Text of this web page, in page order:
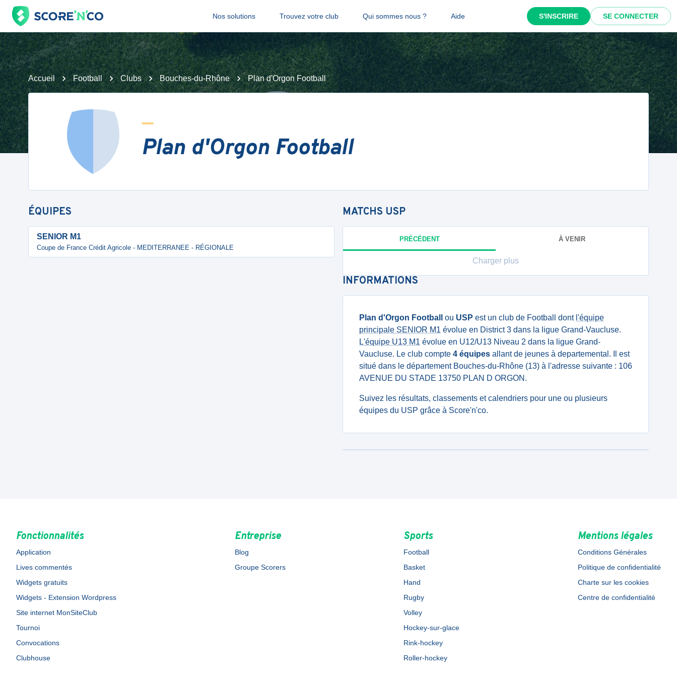
Nos solutions Trouvez votre club Qui sommes nous ? Aide S'INSCRIRE SE CONNECTER
Accueil Football Clubs Bouches-du-Rhône Plan d'Orgon Football
Plan d'Orgon Football
ÉQUIPES
SENIOR M1
Coupe de France Crédit Agricole - MEDITERRANEE - RÉGIONALE
MATCHS USP
PRÉCÉDENT À VENIR
Charger plus
INFORMATIONS
Plan d'Orgon Football ou USP est un club de Football dont l'équipe
principale SENIOR M1 évolue en District 3 dans la ligue Grand-Vaucluse.
L'équipe U13 M1 évolue en U12/U13 Niveau 2 dans la ligue Grand-
Vaucluse. Le club compte 4 équipes allant de jeunes à departemental. Il est
situé dans le département Bouches-du-Rhône (13) à l'adresse suivante : 106
AVENUE DU STADE 13750 PLAN D ORGON.
Suivez les résultats, classements et calendriers pour une ou plusieurs
équipes du USP grâce à Score'n'co.
Fonctionnalités
Application
Lives commentés
Widgets gratuits
Widgets - Extension Wordpress
Site internet MonSiteClub
Tournoi
Convocations
Clubhouse
Entreprise
Blog
Groupe Scorers
Sports
Football
Basket
Hand
Rugby
Volley
Hockey-sur-glace
Rink-hockey
Roller-hockey
Mentions légales
Conditions Générales
Politique de confidentialité
Charte sur les cookies
Centre de confidentialité